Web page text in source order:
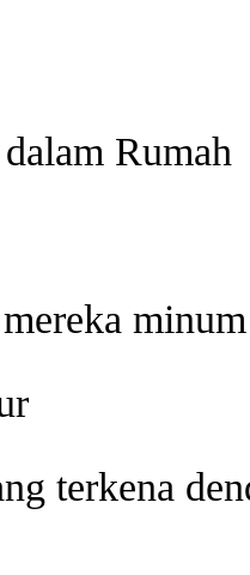
Rumah
minum
terkena